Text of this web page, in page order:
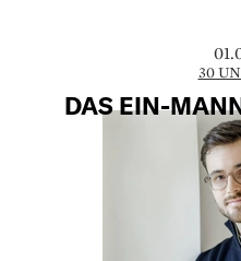
30
DAS EIN-